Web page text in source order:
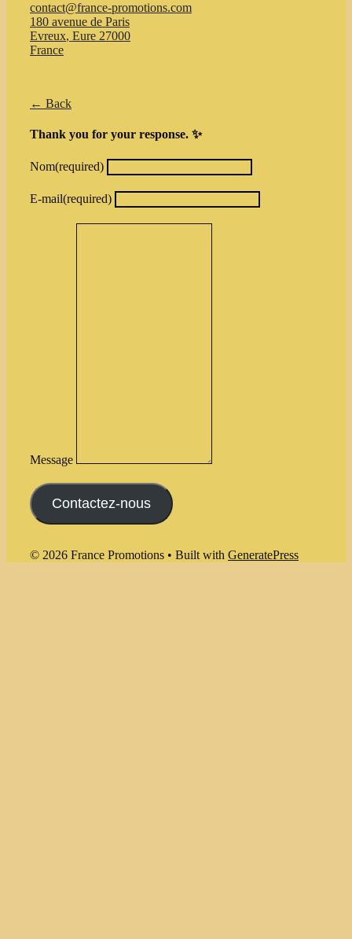
contact@france-promotions.com
180 avenue de Paris
Evreux, Eure 27000
France
← Back
Thank you for your response. ✨
Nom(required)
E-mail(required)
Message
Contactez-nous
© 2026 France Promotions • Built with GeneratePress